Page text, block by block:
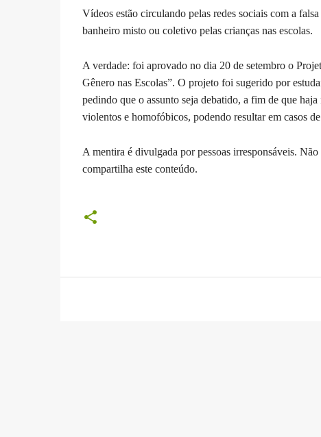
Vídeos estão circulando pelas redes sociais com a
banheiro misto ou coletivo pelas crianças nas escolas.
A verdade: foi aprovado no dia 20 de setembro o
Gênero nas Escolas”. O projeto foi sugerido por
pedindo que o assunto seja debatido, a fim de que
violentos e homofóbicos, podendo resultar em casos
A mentira é divulgada por pessoas irresponsáveis.
compartilha este conteúdo.